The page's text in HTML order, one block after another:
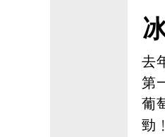
去
第
葡
勁